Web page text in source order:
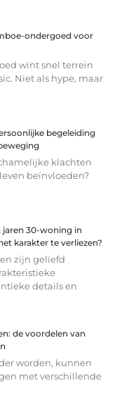
ondergoed voor
wint snel terrein
Niet als hype, maar
begeleiding
klachten
beïnvloeden?
jaren 30-woning in
karakter te verliezen?
zijn geliefd
details en
de voordelen van
worden, kunnen
met verschillende